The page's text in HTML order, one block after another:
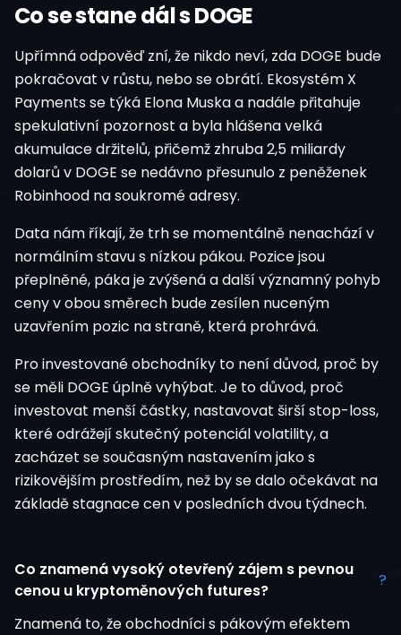
Co se stane dál s DOGE
Upřímná odpověď zní, že nikdo neví, zda DOGE bude
pokračovat v růstu, nebo se obrátí. Ekosystém X
Payments se týká Elona Muska a nadále přitahuje
spekulativní pozornost a byla hlášena velká
akumulace držitelů, přičemž zhruba 2,5 miliardy
dolarů v DOGE se nedávno přesunulo z peněženek
Robinhood na soukromé adresy.
Data nám říkají, že trh se momentálně nenachází v
normálním stavu s nízkou pákou. Pozice jsou
přeplněné, páka je zvýšená a další významný pohyb
ceny v obou směrech bude zesílen nuceným
uzavřením pozic na straně, která prohrává.
Pro investované obchodníky to není důvod, proč by
se měli DOGE úplně vyhýbat. Je to důvod, proč
investovat menší částky, nastavovat širší stop-loss,
které odrážejí skutečný potenciál volatility, a
zacházet se současným nastavením jako s
rizikovějším prostředím, než by se dalo očekávat na
základě stagnace cen v posledních dvou týdnech.
Co znamená vysoký otevřený zájem s pevnou
cenou u kryptoměnových futures?
?
Znamená to, že obchodníci s pákovým efektem